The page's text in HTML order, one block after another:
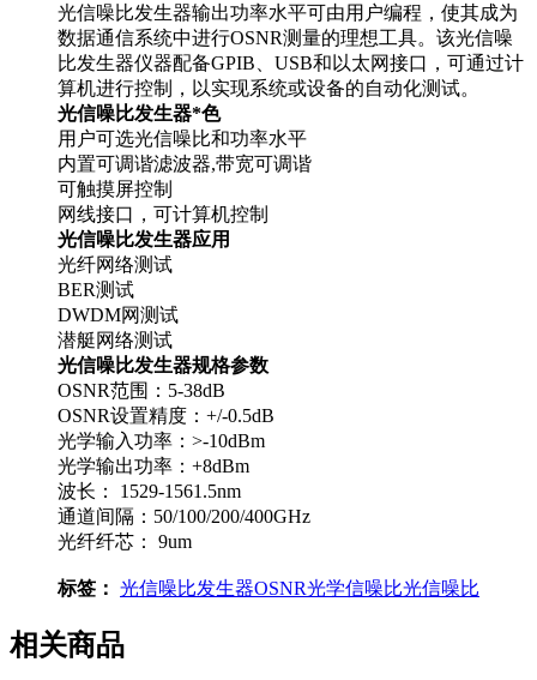
光信噪比发生器输出功率水平可由用户编程，使其成为
数据通信系统中进行OSNR测量的理想工具。该光信噪
比发生器仪器配备GPIB、USB和以太网接口，可通过计
算机进行控制，以实现系统或设备的自动化测试。
光信噪比发生器*色
用户可选光信噪比和功率水平
内置可调谐滤波器,带宽可调谐
可触摸屏控制
网线接口，可计算机控制
光信噪比发生器应用
光纤网络测试
BER测试
DWDM网测试
潜艇网络测试
光信噪比发生器规格参数
OSNR范围：5-38dB
OSNR设置精度：+/-0.5dB
光学输入功率：>-10dBm
光学输出功率：+8dBm
波长： 1529-1561.5nm
通道间隔：50/100/200/400GHz
光纤纤芯： 9um
标签： 光信噪比发生器OSNR光学信噪比光信噪比
相关商品